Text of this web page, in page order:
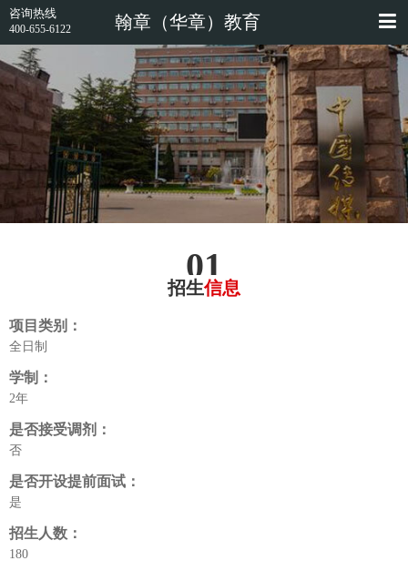
咨询热线
400-655-6122 翰章（华章）教育
01
招生信息
项目类别：
全日制
学制：
2年
是否接受调剂：
否
是否开设提前面试：
是
招生人数：
180